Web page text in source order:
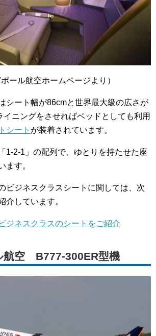
ポール航空ホームページより）
シート幅が86cmと世界最大級の広さが
イニングをさせればベッドとしても利用
シート が装着されています。
1-2-1」の配列で、ゆとりを持たせた座
ます。
ビジネスクラスシートに関しては、次
介しています。
ジネスクラスのシートをご紹介
航空 B777-300ER型機